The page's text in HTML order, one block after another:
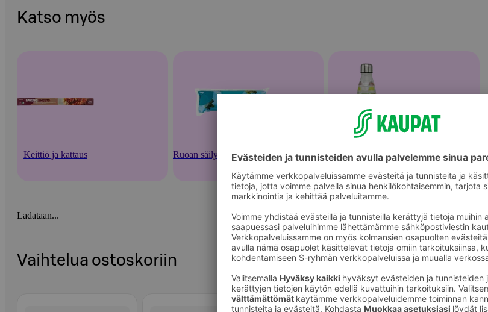
Katso myös
Keittiö ja kattaus Ruoan säilytysastiat ja -välineet Vesipullot
Ladataan...
Vaihtelua ostoskoriin